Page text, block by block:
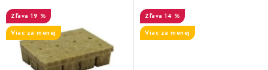
19 %
Viac za menej
14 %
Viac za menej